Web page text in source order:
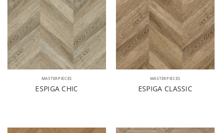
MASTERPIECES
ESPIGA CHIC
MASTERPIECES
ESPIGA CLASSIC